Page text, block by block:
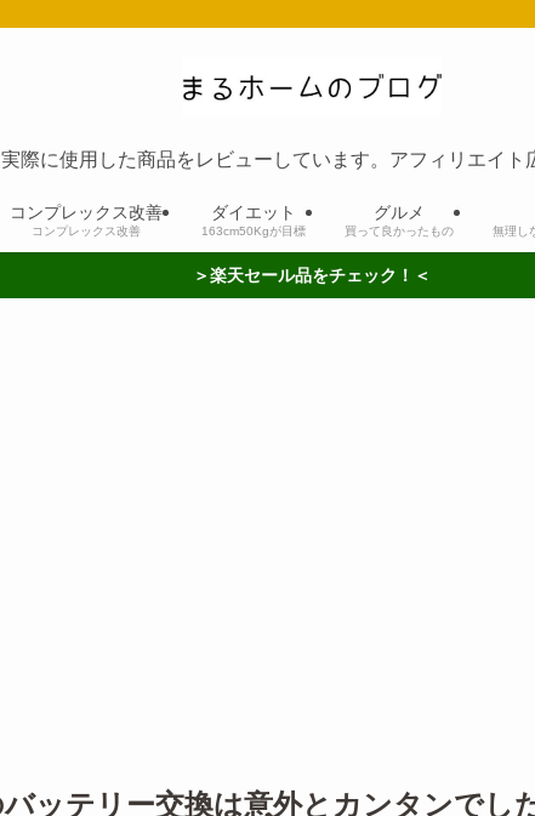
コンプレックス改善
コンプレックス改善
ダイエット
163cm50Kgが目標
グルメ
買って良かったもの 無理し
際に使用した商品をレビューしています。アフィリエイト
＞楽天セール品をチェック！＜
ッテリー交換は意外とカンタンでし